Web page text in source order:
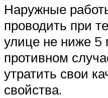
Наружные
проводить при
улице не ниже 5
противном
утратить свои
свойства.